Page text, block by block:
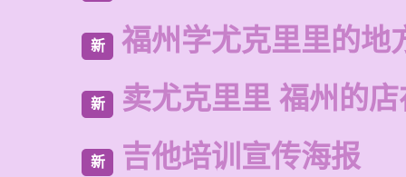
新 福州学尤克里里的地
新 卖尤克里里 福州的
新 吉他培训宣传海报